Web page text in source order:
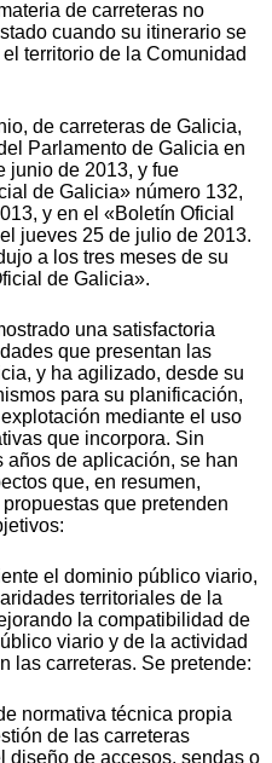
de carreteras no
cuando su itinerario se
territorio de la Comunidad
de carreteras de Galicia,
Parlamento de Galicia en
junio de 2013, y fue
de Galicia» número 132,
y en el «Boletín Oficial
jueves 25 de julio de 2013.
a los tres meses de su
de Galicia».
una satisfactoria
que presentan las
y ha agilizado, desde su
para su planificación,
mediante el uso
que incorpora. Sin
años de aplicación, se han
que, en resumen,
que pretenden
el dominio público viario,
territoriales de la
la compatibilidad de
viario y de la actividad
las carreteras. Se pretende:
normativa técnica propia
de las carreteras
diseño de accesos, sendas o